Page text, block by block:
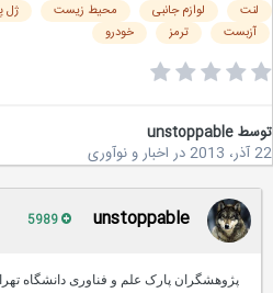
لوازم جانبی محیط زیست ژل
آزبست
ترمز خودرو
unstoppable
دراخبار و نوآوری
unstoppable
پژوهشگران پارک علم و فناوری دانشگاه